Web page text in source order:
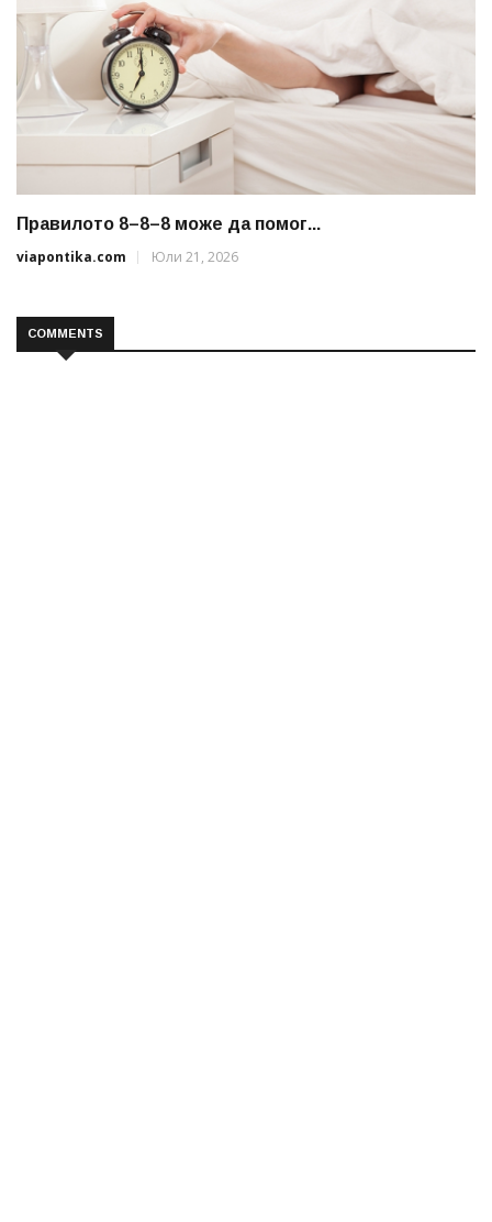
Правилото 8–8–8 може да помог...
viapontika.com
Юли 21, 2026
COMMENTS